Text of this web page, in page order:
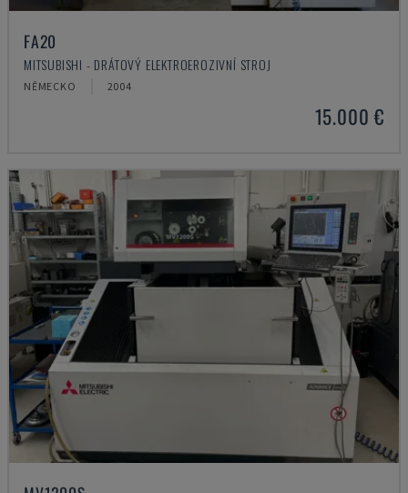
FA20
MITSUBISHI - DRÁTOVÝ ELEKTROEROZIVNÍ STROJ
NĚMECKO 2004
15.000 €